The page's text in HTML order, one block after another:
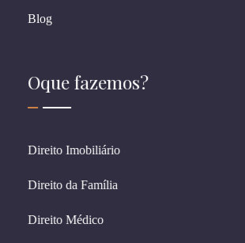
Blog
Oque fazemos?
Direito Imobiliário
Direito da Família
Direito Médico